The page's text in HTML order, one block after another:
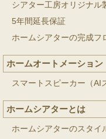
シアター工房オリジナル
5年間延長保証
ホームシアターの完成フ
ホームオートメーション
スマートスピーカー（AI
ホームシアターとは
ホームシアターのスタイ